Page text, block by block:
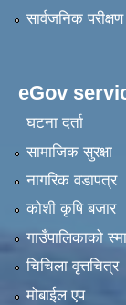
सार्वजनिक परीक्षण
eGov
घटना दर्ता
सामाजिक सुरक्षा
नागरिक वडापत्र
कोशी कृषि बजार
गाउँपालिकाको
चिचिला वृत्तचित्र
मोबाईल एप